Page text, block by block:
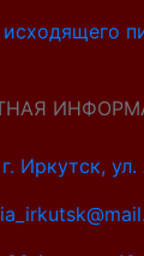
Иркутск, ул.